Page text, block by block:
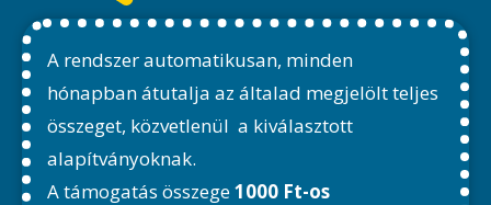
A rendszer automatikusan, minden
hónapban átutalja az általad megjelölt teljes
összeget, közvetlenül a kiválasztott
alapítványoknak.
A támogatás összege1000 Ft-os